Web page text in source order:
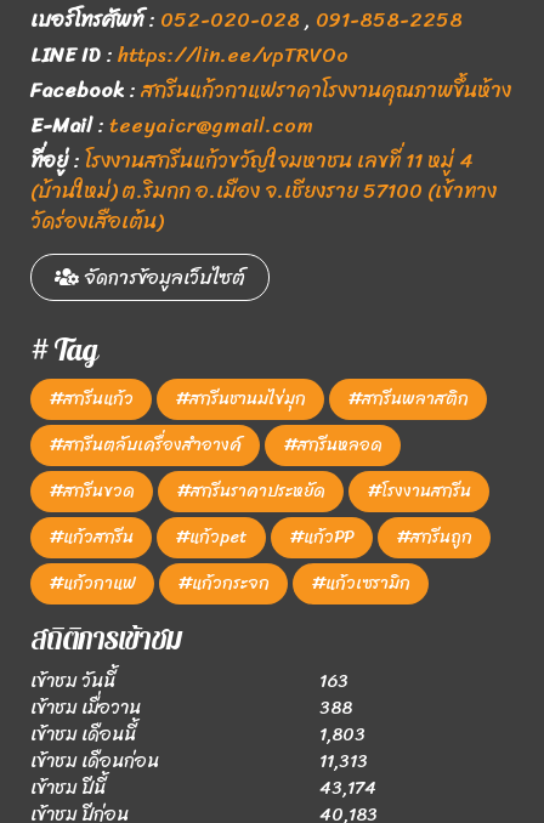
เบอร์โทรศัพท์: 052-020-028, 091-858-2258
LINE ID:https://lin.ee/vpTRVOo
Facebook:สกรีนแก้วกาแฟราคาโรงงานคุณภาพขึ้นห้าง
E-Mail:teeyaicr@gmail.com
ที่อยู่:โรงงานสกรีนแก้วขวัญใจมหาชน เลขที่ 11 หมู่ 4
(บ้านใหม่) ต.ริมกก อ.เมือง จ.เชียงราย 57100 (เข้าทาง
วัดร่องเสือเต้น)
จัดการข้อมูลเว็บไซต์
# Tag
#สกรีนแก้ว #สกรีนชานมไข่มุก
#สกรีนพลาสติก
#สกรีนตลับเครื่องสำอางค์
#สกรีนหลอด
#สกรีนขวด
#สกรีนราคาประหยัด
#โรงงานสกรีน
#แก้วสกรีน
#แก้วpet #แก้วPP
#สกรีนถูก
#แก้วกาแฟ
#แก้วกระจก #แก้วเซรามิก
สถิติการเข้าชม
เข้าชม วันนี้
163
เข้าชม เมื่อวาน
388
เข้าชม เดือนนี้
1,803
เข้าชม เดือนก่อน
11,313
เข้าชม ปีนี้
43,174
เข้าชม ปีก่อน
40,183